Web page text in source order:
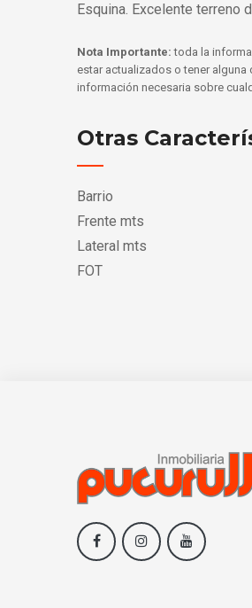
Esquina. Excelente terreno
Nota Importante:toda la
estar actualizados o tener
información necesaria sobre
Otras
Barrio
Frente mts
Lateral mts
FOT